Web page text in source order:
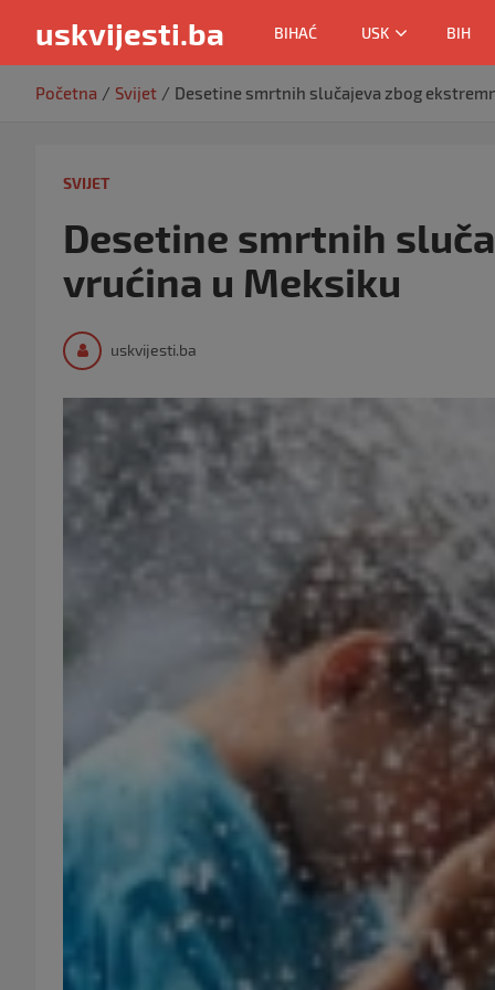
uskvijesti.ba BIHAĆ USK BIH
Početna Svijet Desetine smrtnih slučajeva zbog
SVIJET
Desetine smrtnih
vrućina u Meksiku
uskvijesti.ba